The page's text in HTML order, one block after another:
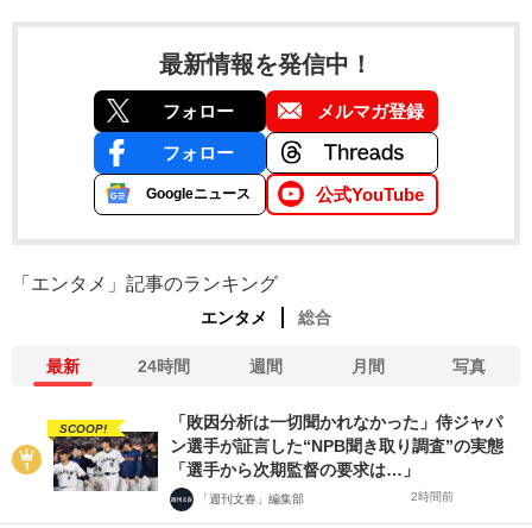
最新情報を発信中！
フォロー メルマガ登録
フォロー
Googleニュース 公式YouTube
「エンタメ」記事のランキング
エンタメ 総合
最新 24時間 週間 月間 写真
SCOOP!
「敗因分析は一切聞かれなかった」侍ジャパ
ン選手が証言した“NPB聞き取り調査”の実態
「選手から次期監督の要求は…」
「週刊文春」編集部 2時間前